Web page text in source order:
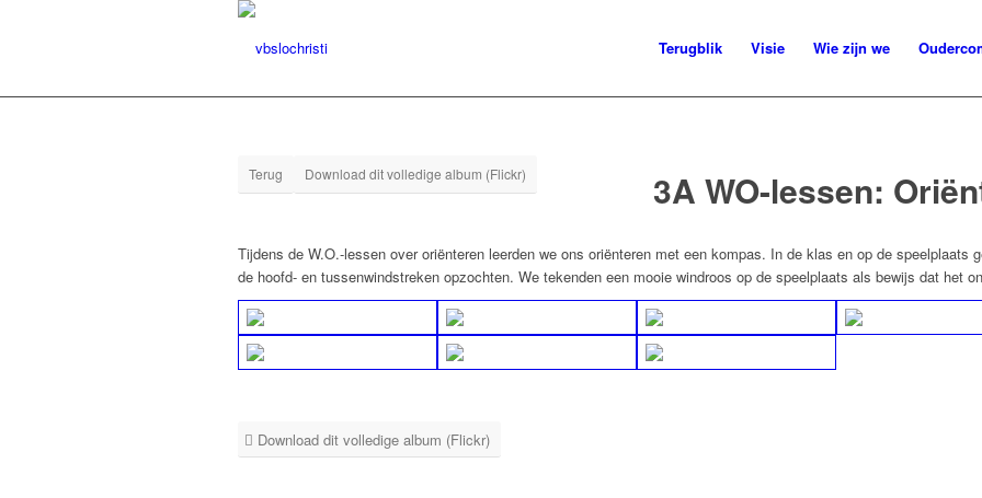
Terugblik Visie Wie zijn we
Terug Download dit volledige album (Flickr) 3A WO-lessen:
Tijdens de W.O.-lessen over oriënteren leerden we ons oriënteren met een kompas. In de klas en op de speelplaats
de hoofd- en tussenwindstreken opzochten. We tekenden een mooie windroos op de speelplaats als bewijs dat het
Download dit volledige album (Flickr)